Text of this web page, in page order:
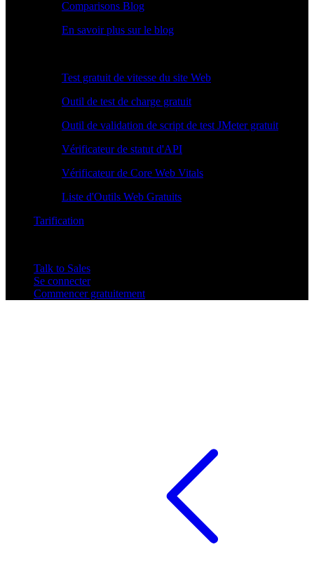
Comparisons Blog
En savoir plus sur le blog
Test gratuit de vitesse du site Web
Outil de test de charge gratuit
Outil de validation de script de test JMeter gratuit
Vérificateur de statut d'API
Vérificateur de Core Web Vitals
Liste d'Outils Web Gratuits
Tarification
Talk to Sales
Se connecter
Commencer gratuitement